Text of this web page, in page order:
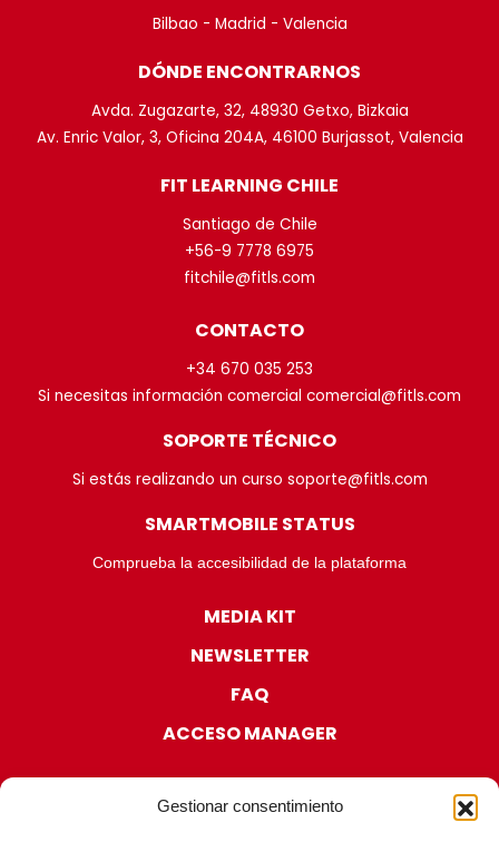
Gestionar consentimiento
Bilbao - Madrid - Valencia
DÓNDE ENCONTRARNOS
Avda. Zugazarte, 32, 48930 Getxo, Bizkaia
Av. Enric Valor, 3, Oficina 204A, 46100 Burjassot, Valencia
FIT LEARNING CHILE
Santiago de Chile
+56-9 7778 6975
fitchile@fitls.com
CONTACTO
+34 670 035 253
Si necesitas información comercial comercial@fitls.com
SOPORTE TÉCNICO
Si estás realizando un curso soporte@fitls.com
SMARTMOBILE STATUS
Comprueba la accesibilidad de la plataforma
MEDIA KIT
NEWSLETTER
FAQ
ACCESO MANAGER